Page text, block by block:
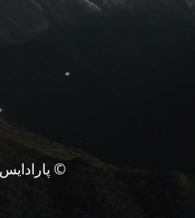
© پارادایس